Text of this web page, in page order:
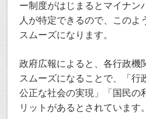
ー制度がはじまるとマイナン
人が特定できるので、このよ
スムーズになります。
政府広報によると、各行政機
スムーズになることで、「行
公正な社会の実現」「国民の
リットがあるとされています。